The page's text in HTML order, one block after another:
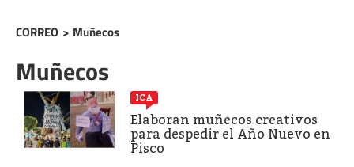
CORREO > Muñecos
Muñecos
ICA
Elaboran muñecos creativos
para despedir el Año Nuevo en
Pisco